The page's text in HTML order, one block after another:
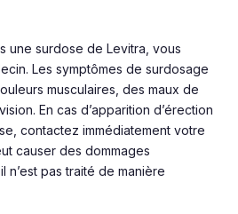
une surdose de Levitra, vous
Les symptômes de surdosage
musculaires, des maux de
En cas d’apparition d’érection
contactez immédiatement votre
causer des dommages
n’est pas traité de manière